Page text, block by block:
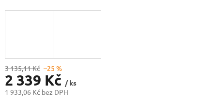
3 135,11 Kč –25 %
2 339 Kč / ks
1 933,06 Kč bez DPH